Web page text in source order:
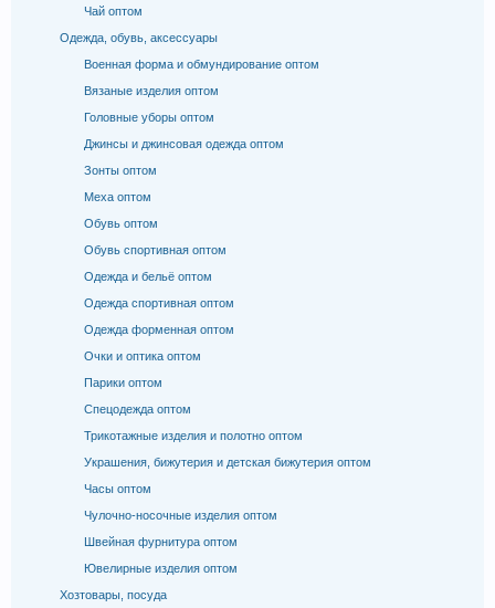
Чай оптом
Одежда, обувь, аксессуары
Военная форма и обмундирование оптом
Вязаные изделия оптом
Головные уборы оптом
Джинсы и джинсовая одежда оптом
Зонты оптом
Меха оптом
Обувь оптом
Обувь спортивная оптом
Одежда и бельё оптом
Одежда спортивная оптом
Одежда форменная оптом
Очки и оптика оптом
Парики оптом
Спецодежда оптом
Трикотажные изделия и полотно оптом
Украшения, бижутерия и детская бижутерия оптом
Часы оптом
Чулочно-носочные изделия оптом
Швейная фурнитура оптом
Ювелирные изделия оптом
Хозтовары, посуда